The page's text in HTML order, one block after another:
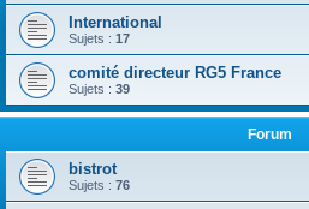
International
Sujets : 17
comité directeur RG5 France
Sujets : 39
Forum
bistrot
Sujets : 76